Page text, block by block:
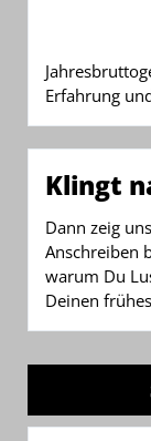
Erfahrung
Klingt
Dann zeig
Anschreiben
warum Du
Deinen